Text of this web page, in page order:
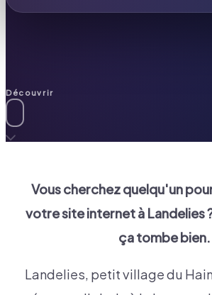
Découvrir
Vous cherchez quelqu'un
votre site internet à Landelies
ça tombe bien.
Landelies, petit village du